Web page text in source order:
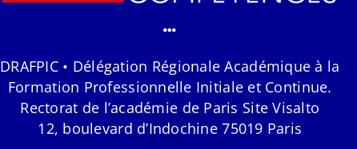
DRAFPIC • Délégation Régionale Académique à la
Formation Professionnelle Initiale et Continue.
Rectorat de l’académie de Paris Site Visalto
12, boulevard d’Indochine 75019 Paris